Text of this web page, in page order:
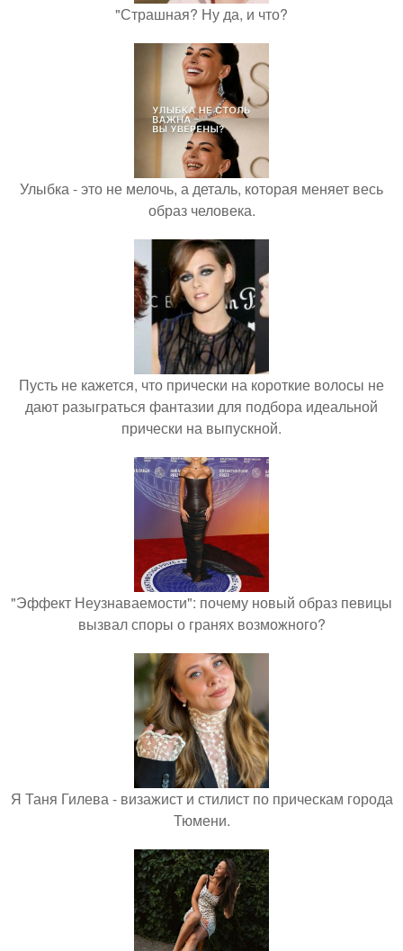
"Страшная? Ну да, и что?
Улыбка - это не мелочь, а деталь, которая меняет весь
образ человека.
Пусть не кажется, что прически на короткие волосы не
дают разыграться фантазии для подбора идеальной
прически на выпускной.
"Эффект Неузнаваемости": почему новый образ певицы
вызвал споры о гранях возможного?
Я Таня Гилева - визажист и стилист по прическам города
Тюмени.